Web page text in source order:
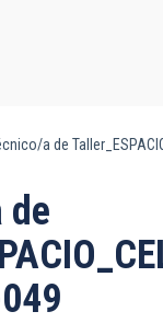
a de
de